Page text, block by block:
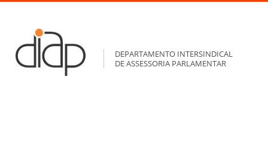
DEPARTAMENTO INTERSINDICAL
DE ASSESSORIA PARLAMENTAR